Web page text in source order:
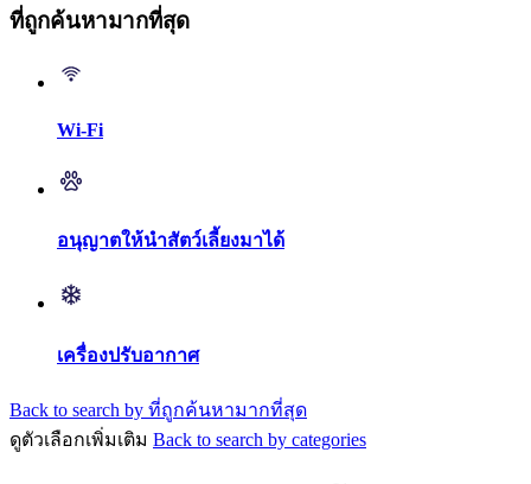
ที่ถูกค้นหามากที่สุด
Wi-Fi
อนุญาตให้นำสัตว์เลี้ยงมาได้
เครื่องปรับอากาศ
Back to search by ที่ถูกค้นหามากที่สุด
ดูตัวเลือกเพิ่มเติม Back to search by categories